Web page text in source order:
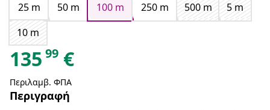
25 m
50 m 100 m 250 m 500 m
5 m
10 m
135 99 €
Περιλαμβ. ΦΠΑ
Περιγραφή